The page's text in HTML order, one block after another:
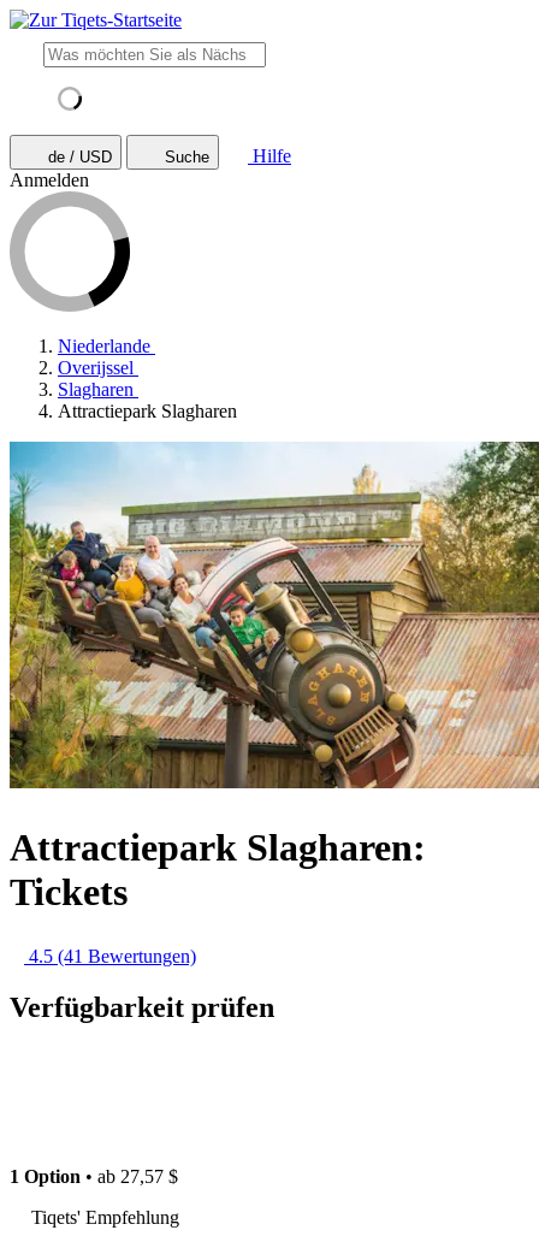
de / USD Suche
Hilfe
Anmelden
Niederlande
Overijssel
Slagharen
Attractiepark Slagharen
Attractiepark Slagharen:
Tickets
4.5 (41 Bewertungen)
Verfügbarkeit prüfen
1 Option • ab 27,57 $
Tiqets' Empfehlung